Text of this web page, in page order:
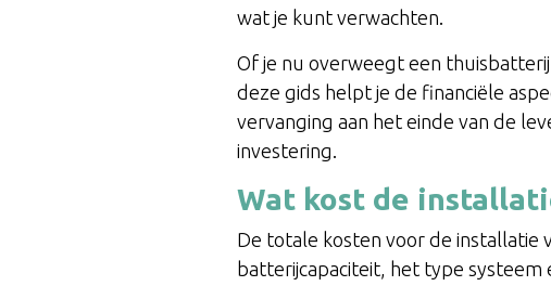
wat je kunt verwachten.
Of je nu overweegt een
deze gids helpt je de financiële
vervanging aan het einde van de
investering.
Wat kost de
De totale kosten voor de installatie
batterijcapaciteit, het type systeem